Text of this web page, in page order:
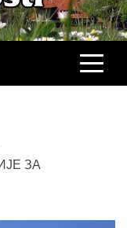
ЕКОНОМИЈА,
ЗА